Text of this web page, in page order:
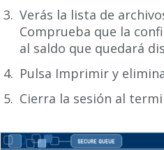
Verás la lista de
Comprueba que la
al saldo que quedará
Pulsa Imprimir y
Cierra la sesión al